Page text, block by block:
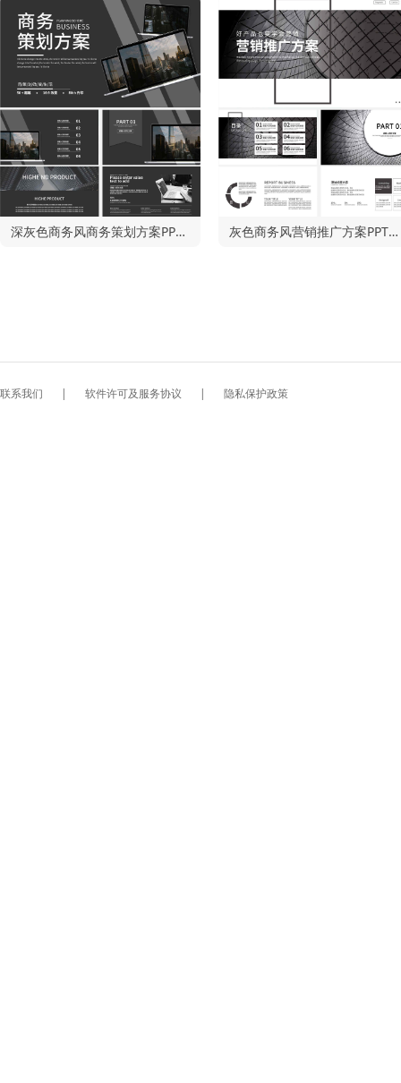
深灰色商务风商务策划方案PPT模板 灰色商务风营销推广方案PPT模板
联系我们 | 软件许可及服务协议 | 隐私保护政策